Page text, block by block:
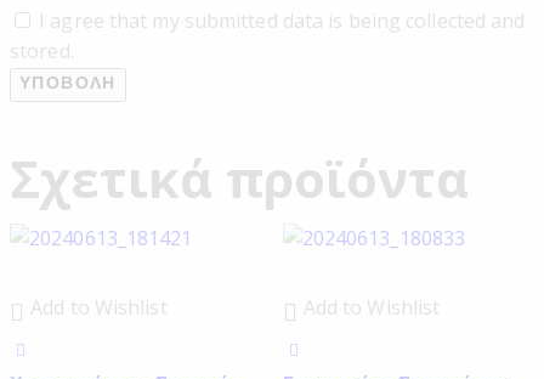
I agree that my submitted data is being collected and
stored.
Σχετικά προϊόντα
Add to Wishlist Add to Wishlist